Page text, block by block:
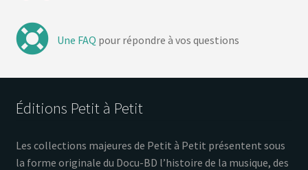
Une FAQ pour répondre à vos questions
Éditions Petit à Petit
Les collections majeures de Petit à Petit présentent sous
la forme originale du Docu-BD l’histoire de la musique, des